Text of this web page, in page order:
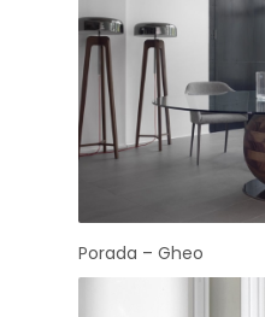
Porada – Gheo